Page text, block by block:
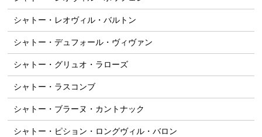
シャトー・レオヴィル・バルトン
シャトー・デュフォール・ヴィヴァン
シャトー・グリュオ・ラローズ
シャトー・ラスコンブ
シャトー・ブラーヌ・カントナック
シャトー・ピション・ロングヴィル・バロン